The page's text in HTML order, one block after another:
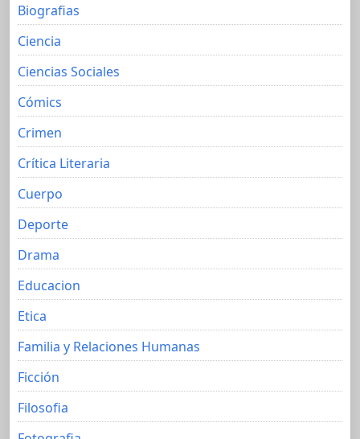
Biografias
Ciencia
Ciencias Sociales
Cómics
Crimen
Crítica Literaria
Cuerpo
Deporte
Drama
Educacion
Etica
Familia y Relaciones Humanas
Ficción
Filosofia